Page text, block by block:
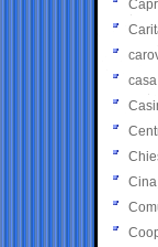
casa
Cina